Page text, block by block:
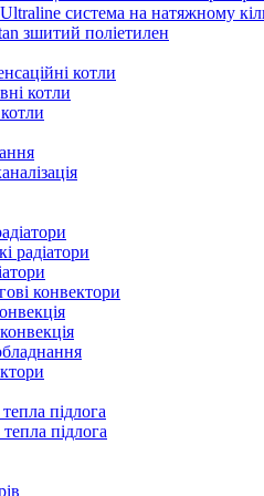
система на натяжному
зшитий поліетилен
котли
котли
радіатори
конвектори
підлога
підлога